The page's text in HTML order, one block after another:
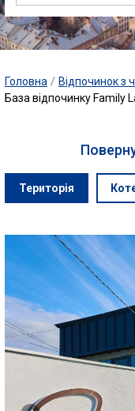
Головна / Відпочинок з
База відпочинку Family
Територія